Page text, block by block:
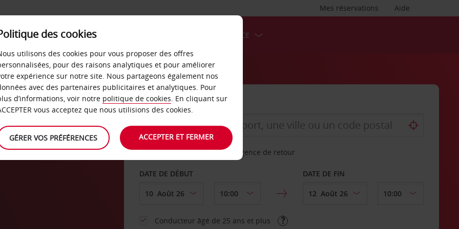
Aide
Mes réservations
SERVICES &
LOCATION
LIBRE-SERVICE
AGENCE DE DÉPART
Sélectionnez une autre agence de retour
DATE DE DÉBUT DATE DE FIN
Conducteur âgé de 25 ans et plus
des cookies
utilisons des cookies pour vous proposer des offres
pour des raisons analytiques et pour améliorer
expérience sur notre site. Nous partageons également nos
avec des partenaires publicitaires et analytiques. Pour
d’informations, voir notre politique de cookies. En cliquant sur
vous acceptez que nous utilisions des cookies.
GÉRER VOS PRÉFÉRENCES ACCEPTER ET FERMER